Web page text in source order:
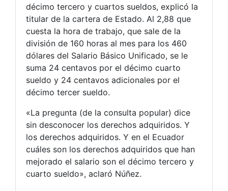
décimo tercero y cuartos sueldos, explicó la
titular de la cartera de Estado. Al 2,88 que
cuesta la hora de trabajo, que sale de la
división de 160 horas al mes para los 460
dólares del Salario Básico Unificado, se le
suma 24 centavos por el décimo cuarto
sueldo y 24 centavos adicionales por el
décimo tercer sueldo.
«La pregunta (de la consulta popular) dice
sin desconocer los derechos adquiridos. Y
los derechos adquiridos. Y en el Ecuador
cuáles son los derechos adquiridos que han
mejorado el salario son el décimo tercero y
cuarto sueldo», aclaró Núñez.